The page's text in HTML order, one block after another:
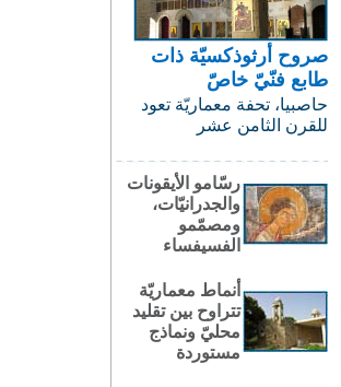
صروح أرثوذكسيّة ذات
طابع فنّيّ خاصّ
حاصبيا، تحفة معماريّة تعود
للقرن الثامن عشر
رسّامو الأيقونات
والجدرانيّات،
ومصمّمو
الفسيفساء
أنماط معماريّة
تتراوح بين تقليد
محليّ ونماذج
مستوردة